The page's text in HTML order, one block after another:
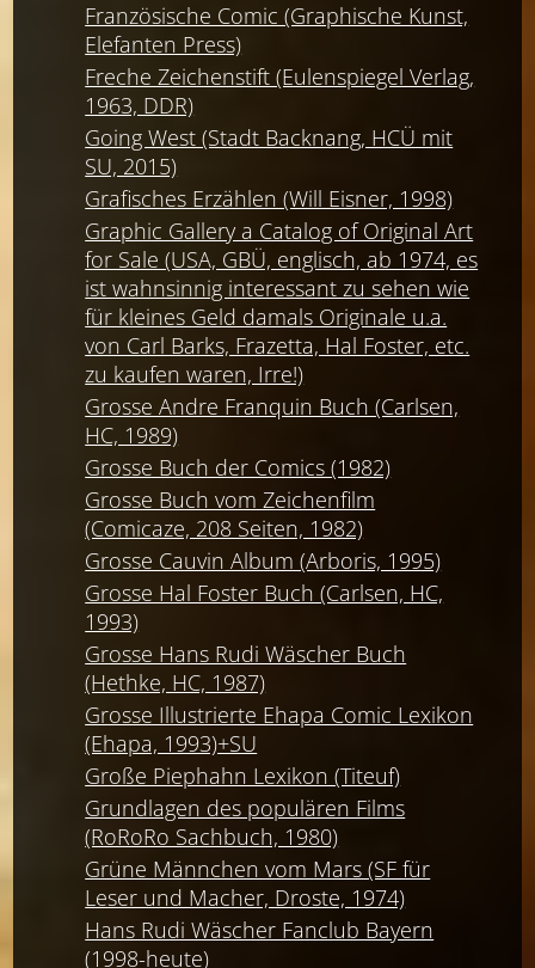
Französische Comic (Graphische Kunst,
Elefanten Press)
Freche Zeichenstift (Eulenspiegel Verlag,
1963, DDR)
Going West (Stadt Backnang, HCÜ mit
SU, 2015)
Grafisches Erzählen (Will Eisner, 1998)
Graphic Gallery a Catalog of Original Art
for Sale (USA, GBÜ, englisch, ab 1974, es
ist wahnsinnig interessant zu sehen wie
für kleines Geld damals Originale u.a.
von Carl Barks, Frazetta, Hal Foster, etc.
zu kaufen waren, Irre!)
Grosse Andre Franquin Buch (Carlsen,
HC, 1989)
Grosse Buch der Comics (1982)
Grosse Buch vom Zeichenfilm
(Comicaze, 208 Seiten, 1982)
Grosse Cauvin Album (Arboris, 1995)
Grosse Hal Foster Buch (Carlsen, HC,
1993)
Grosse Hans Rudi Wäscher Buch
(Hethke, HC, 1987)
Grosse Illustrierte Ehapa Comic Lexikon
(Ehapa, 1993)+SU
Große Piephahn Lexikon (Titeuf)
Grundlagen des populären Films
(RoRoRo Sachbuch, 1980)
Grüne Männchen vom Mars (SF für
Leser und Macher, Droste, 1974)
Hans Rudi Wäscher Fanclub Bayern
(1998-heute)